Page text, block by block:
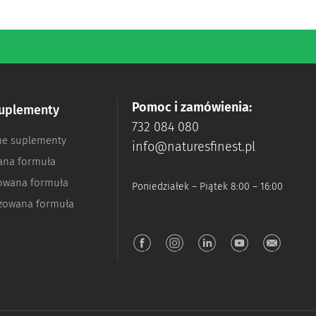
suplementy
formuła
formuła
formuła
Pomoc i zamówienia:
732 084 080
info@naturesfinest.pl
Poniedziałek – Piątek 8:00 – 16:00